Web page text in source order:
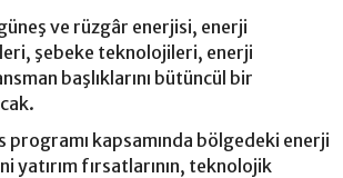
ve rüzgâr enerjisi, enerji
şebeke teknolojileri, enerji
başlıklarını bütüncül bir
programı kapsamında bölgedeki enerji
yatırım fırsatlarının, teknolojik